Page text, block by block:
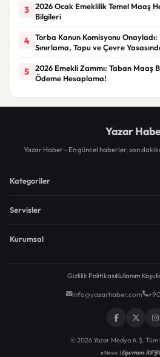
3
2026 Ocak Emeklilik Temel Maaş
Bilgileri
4
Torba Kanun Komisyonu
Sınırlama, Tapu ve Çevre
5
2026 Emekli Zammı: Taban Maaş
Ödeme Hesaplama!
Yazar
Yazar Haber - En güncel haberler, son
Kategoriler
Servisler
Kurumsal
Gizlilik PolitikasıKullanım
info@yazarhaber.com
© 2026 Yazar Medya A.Ş. Tüm
eNews |Egemen